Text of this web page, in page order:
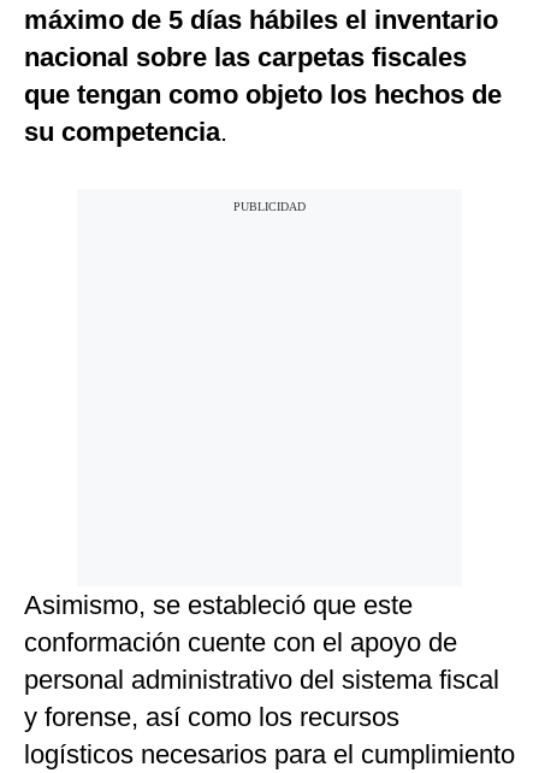
máximo de 5 días hábiles el inventario
nacional sobre las carpetas fiscales
que tengan como objeto los hechos de
su competencia.
Asimismo, se estableció que este
conformación cuente con el apoyo de
personal administrativo del sistema fiscal
y forense, así como los recursos
logísticos necesarios para el cumplimiento